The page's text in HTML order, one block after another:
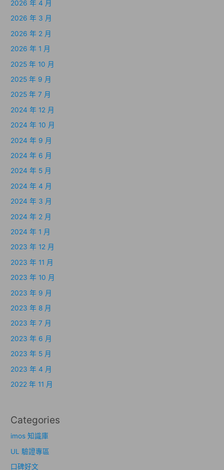
2026 年 4 月
2026 年 3 月
2026 年 2 月
2026 年 1 月
2025 年 10 月
2025 年 9 月
2025 年 7 月
2024 年 12 月
2024 年 10 月
2024 年 9 月
2024 年 6 月
2024 年 5 月
2024 年 4 月
2024 年 3 月
2024 年 2 月
2024 年 1 月
2023 年 12 月
2023 年 11 月
2023 年 10 月
2023 年 9 月
2023 年 8 月
2023 年 7 月
2023 年 6 月
2023 年 5 月
2023 年 4 月
2022 年 11 月
Categories
imos 知識庫
UL 驗證專區
口碑好文